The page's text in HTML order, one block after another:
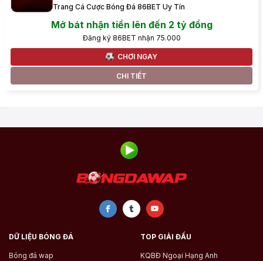
Trang Cá Cược Bóng Đá 86BET Uy Tín
Mở bát nhận tiền lên đến 2 tỷ đồng
Đăng ký 86BET nhận 75.000
CHƠI NGAY
CHI TIẾT
DỮ LIỆU BÓNG ĐÁ
Bóng đá wap
TOP GIẢI ĐẤU
KQBĐ Ngoại Hạng Anh